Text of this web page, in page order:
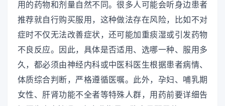
用的药物和剂量自然不同。很多人可能会听身边患者
推荐就自行购买服用，这种做法存在风险，比如不对
症时不仅无法改善症状，还可能加重痰湿或引发药物
不良反应。因此，具体是否适用、选哪一种、服用多
久，都必须由神经内科或中医科医生根据患者病情、
体质综合判断，严格遵循医嘱。此外，孕妇、哺乳期
女性、肝肾功能不全者等特殊人群，用药前要详细告